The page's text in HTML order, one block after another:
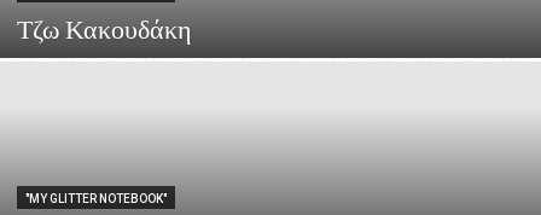
Τζω Κακουδάκη
"MY GLITTER NOTEBOOK"